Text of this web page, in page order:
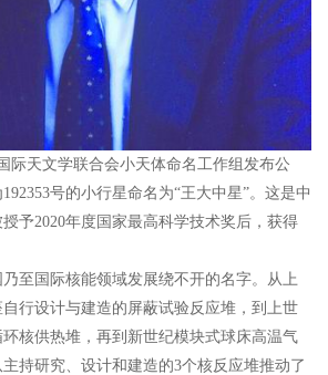
天文学联合会小天体命名工作组发布公
号的小行星命名为“王大中星”。这是中
予2020年度国家最高科学技术奖后，获得
国际核能领域发展绕不开的名字。从上
行设计与建造的屏蔽试验反应堆，到上世
核供热堆，再到新世纪模块式球床高温气
持研究、设计和建造的3个核反应堆推动了